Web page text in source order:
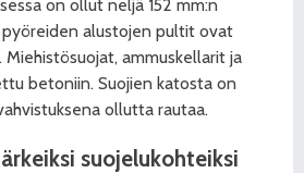
on ollut neljä 152 mm:n
alustojen pultit ovat
ammuskellarit ja
betoniin. Suojien katosta on
ollutta rautaa.
suojelukohteiksi